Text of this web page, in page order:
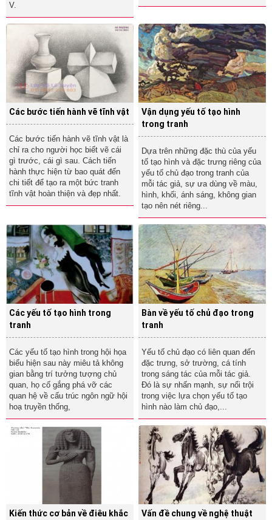
V.
Các bước tiến hành vẽ tĩnh vật
Các bước tiến hành vẽ tĩnh vật là
chỉ ra cho người học biết vẽ cái
gì trước, cái gì sau. Cách tiến
hành thực hiện từ bao quát đến
chi tiết để tạo ra một bức tranh
tĩnh vật hoàn thiện và đẹp nhất.
Vận dụng yếu tố tạo hình
trong tranh
Dựa trên những đặc thù của yếu
tố tạo hình và đặc trưng riêng của
yếu tố chủ đạo trong tranh của
mỗi tác giả, sự ưa dùng về màu,
hình, khối, ánh sáng, không gian
tạo nên nét riêng...
Các yếu tố tạo hình trong
tranh
Các yếu tố tạo hình trong hội họa
biểu hiện sau này miêu tả không
gian bằng trí tưởng tượng chủ
quan, họ cố gắng phá vỡ các
quan hệ về cấu trúc ngôn ngữ hội
hoạ truyền thống,
Bàn về yếu tố chủ đạo trong
tranh
Yếu tố chủ đạo có liên quan đến
đặc trưng, sở trường, cá tính
trong sáng tác của mỗi tác giả.
Đó là sự nhấn mạnh, sự nổi trội
trong việc lựa chọn yếu tố tạo
hình nào làm chủ đạo,...
Kiến thức cơ bản về điêu khắc
Vấn đề chung về nghệ thuật